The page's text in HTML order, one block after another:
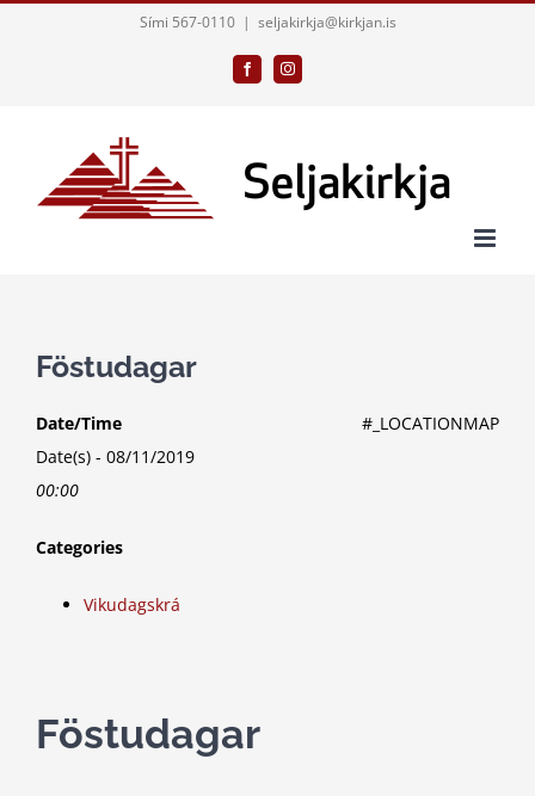
Sími 567-0110 | seljakirkja@kirkjan.is
FacebookInstagram
Föstudagar
#_LOCATIONMAP
Date/Time
Date(s) - 08/11/2019
00:00
Categories
Vikudagskrá
Föstudagar